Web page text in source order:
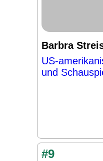
Barbra
US-
und
#9